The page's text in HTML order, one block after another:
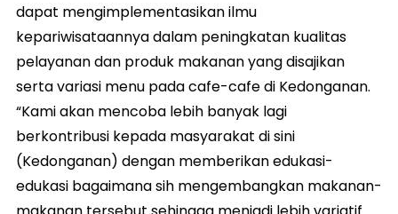
dapat mengimplementasikan ilmu
kepariwisataannya dalam peningkatan kualitas
pelayanan dan produk makanan yang disajikan
serta variasi menu pada cafe-cafe di Kedonganan.
“Kami akan mencoba lebih banyak lagi
berkontribusi kepada masyarakat di sini
(Kedonganan) dengan memberikan edukasi-
edukasi bagaimana sih mengembangkan makanan-